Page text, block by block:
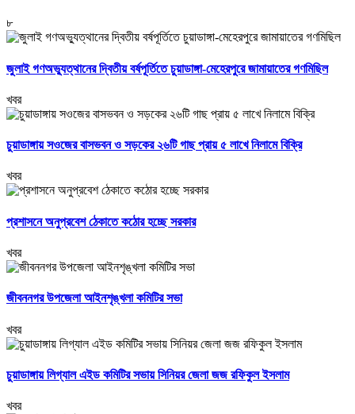
৮
জুলাই গণঅভ্যুত্থানের দ্বিতীয় বর্ষপূর্তিতে চুয়াডাঙ্গা-মেহেরপুরে জামায়াতের গণমিছিল
খবর
চুয়াডাঙ্গায় সওজের বাসভবন ও সড়কের ২৬টি গাছ প্রায় ৫ লাখে নিলামে বিক্রি
খবর
প্রশাসনে অনুপ্রবেশ ঠেকাতে কঠোর হচ্ছে সরকার
খবর
জীবননগর উপজেলা আইনশৃঙ্খলা কমিটির সভা
খবর
চুয়াডাঙ্গায় লিগ্যাল এইড কমিটির সভায় সিনিয়র জেলা জজ রফিকুল ইসলাম
খবর